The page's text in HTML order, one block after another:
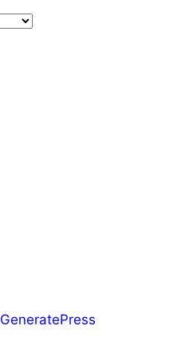
GeneratePress